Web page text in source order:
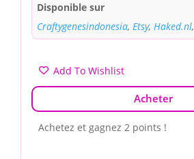
Disponible sur
Craftygenesindonesia, Etsy, Haked.nl,
Add To Wishlist
Acheter
Achetez et gagnez 2 points !